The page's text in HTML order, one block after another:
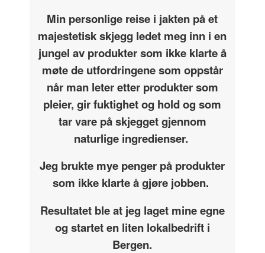
Min personlige reise i jakten på et
majestetisk skjegg ledet meg inn i en
jungel av produkter som ikke klarte å
møte de utfordringene som oppstår
når man leter etter produkter som
pleier, gir fuktighet og hold og som
tar vare på skjegget gjennom
naturlige ingredienser.
Jeg brukte mye penger på produkter
som ikke klarte å gjøre jobben.
Resultatet ble at jeg laget mine egne
og startet en liten lokalbedrift i
Bergen.